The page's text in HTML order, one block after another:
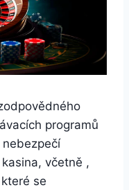
programů
včetně ,
se